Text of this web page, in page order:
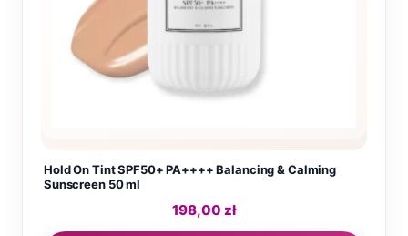
Hold On Tint SPF50+ PA++++ Balancing & Calming
Sunscreen 50 ml
198,00 zł